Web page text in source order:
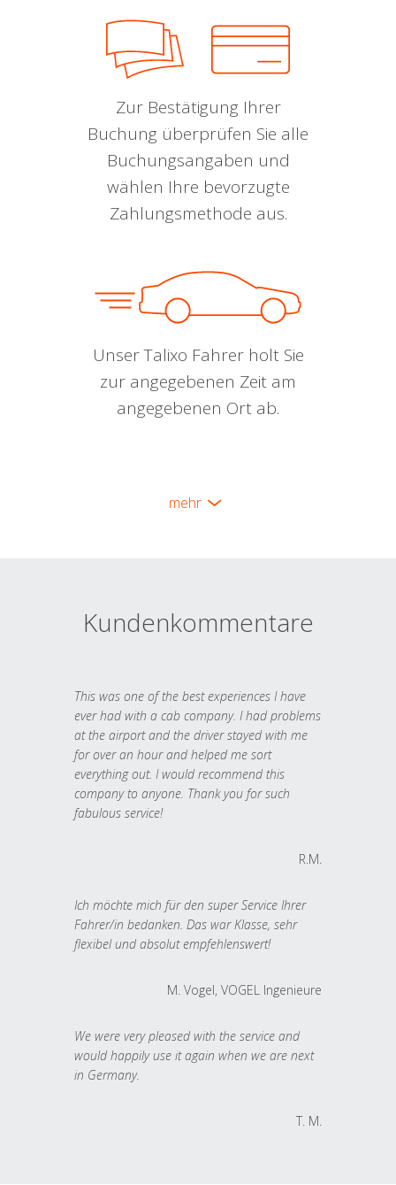
Zur Bestätigung Ihrer
Buchung überprüfen Sie alle
Buchungsangaben und
wählen Ihre bevorzugte
Zahlungsmethode aus.
Unser Talixo Fahrer holt Sie
zur angegebenen Zeit am
angegebenen Ort ab.
mehr
Kundenkommentare
This was one of the best experiences I have
ever had with a cab company. I had problems
at the airport and the driver stayed with me
for over an hour and helped me sort
everything out. I would recommend this
company to anyone. Thank you for such
fabulous service!
R.M.
Ich möchte mich für den super Service Ihrer
Fahrer/in bedanken. Das war Klasse, sehr
flexibel und absolut empfehlenswert!
M. Vogel, VOGEL Ingenieure
We were very pleased with the service and
would happily use it again when we are next
in Germany.
T. M.